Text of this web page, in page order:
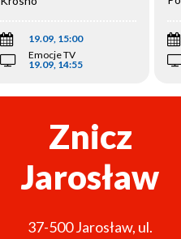
19.09, 15:00
Emocje TV
19.09, 14:55
Znicz
Jarosław
37-500Jarosław, ul.